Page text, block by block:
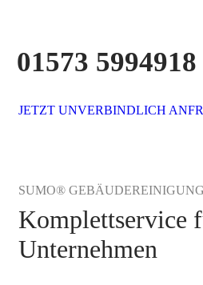
01573 5994918
JETZT UNVERBINDLICH
SUMO® GEBÄUDEREINIGUNG
Komplettservice
Unternehmen